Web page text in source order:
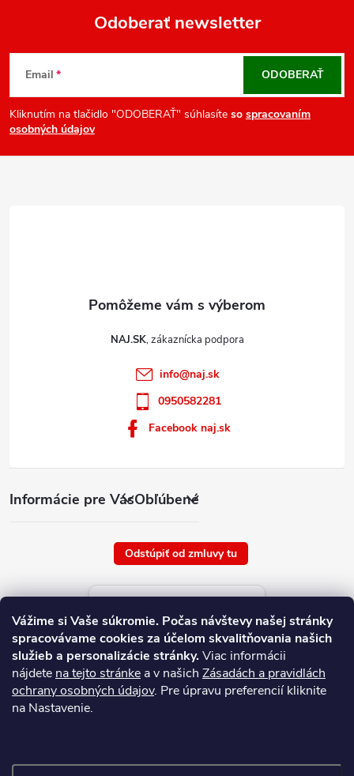
Vážime si Vaše súkromie. Počas návštevy našej stránky
spracovávame cookies za účelom skvalitňovania našich
služieb a personalizácie stránky.Viac informácii
nájdete na tejto stránke a v našich Zásadách a pravidlách
ochrany osobných údajov. Pre úpravu preferencií kliknite
na Nastavenie.
i
Odoberať newsletter
Email
Kliknutím na tlačidlo "ODOBERAŤ" súhlasíte so spracovaním
osobných údajov
ODOBERAŤ
Informácie pre VásObľúbené
NAJ.SK
info@naj.sk
0950582281
Facebook naj.sk
Odstúpiť od zmluvy tu
Aktuálne ceny tovaru
platné od : 8/8/2026